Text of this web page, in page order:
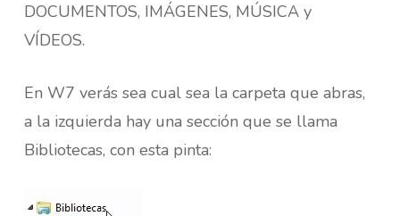
DOCUMENTOS, IMÁGENES, MÚSICA y
VÍDEOS.
En W7 verás sea cual sea la carpeta que abras,
a la izquierda hay una sección que se llama
Bibliotecas, con esta pinta: